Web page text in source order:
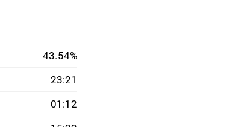
43.54%
23:21
01:12